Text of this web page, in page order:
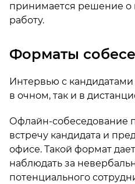
принимается решение о
работу.
Форматы
Интервью с
в очном, так и в
Офлайн-собеседование
встречу кандидата и
офисе. Такой формат
наблюдать за
потенциального